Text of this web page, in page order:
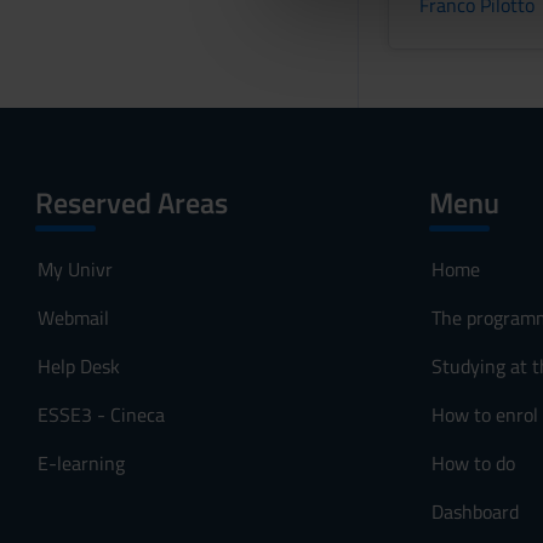
o
Reserved Areas
My Univr
Webmail
Help Desk
ESSE3 - Cineca
E-learning
Menu
Home
The
Studying at
How to enrol
How to do
Dashboard